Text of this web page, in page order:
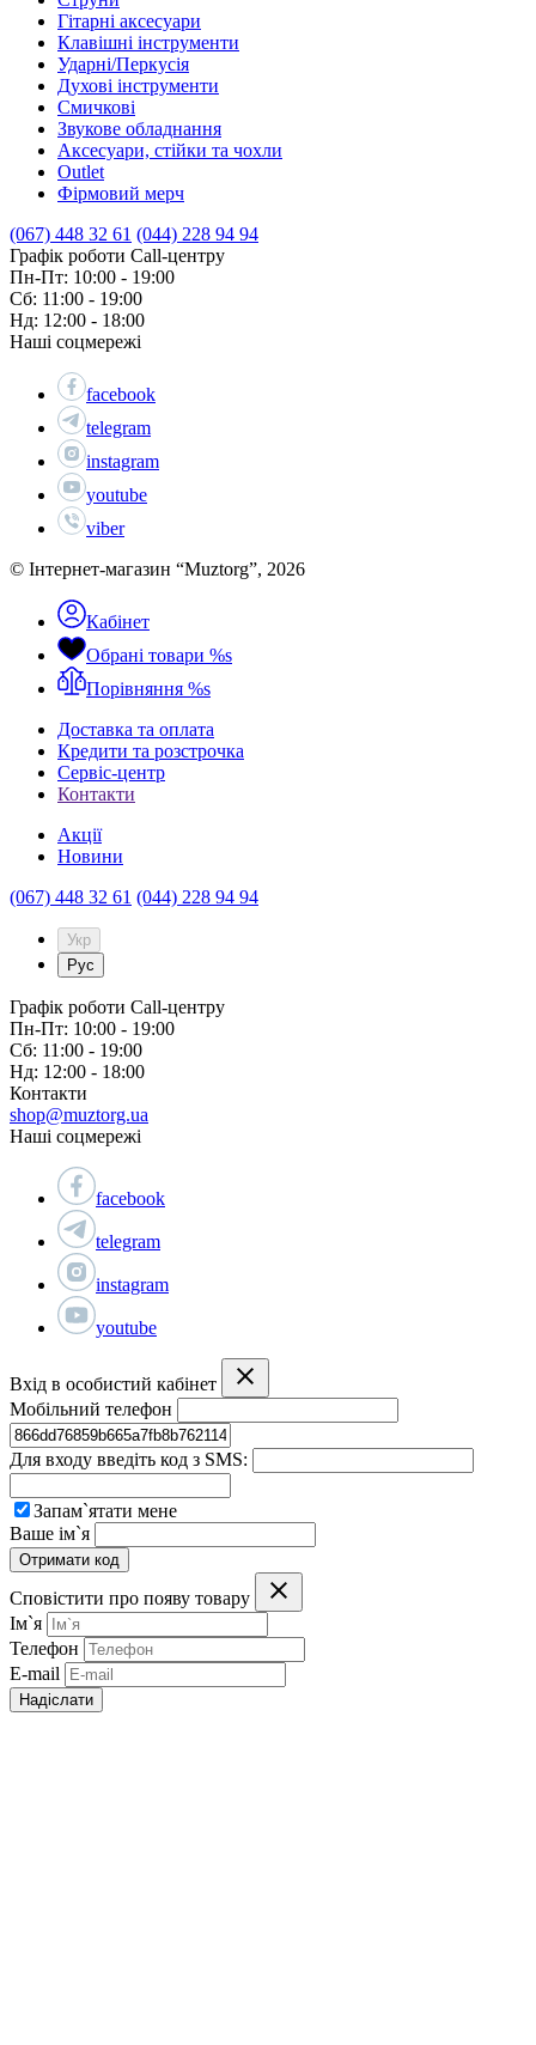
Гітарні аксесуари
Клавішні інструменти
Ударні/Перкусія
Духові інструменти
Смичкові
Звукове обладнання
Аксесуари, стійки та чохли
Outlet
Фірмовий мерч
(067) 448 32 61 (044) 228 94 94
Графік роботи Call-центру
Пн-Пт: 10:00 - 19:00
Сб: 11:00 - 19:00
Нд: 12:00 - 18:00
Наші соцмережі
facebook
telegram
instagram
youtube
viber
© Інтернет-магазин “Muztorg”, 2026
Кабінет
Обрані товари %s
Порівняння %s
Доставка та оплата
Кредити та розстрочка
Сервіc-центр
Контакти
Акції
Новини
(067) 448 32 61 (044) 228 94 94
Укр
Рус
Графік роботи Call-центру
Пн-Пт: 10:00 - 19:00
Сб: 11:00 - 19:00
Нд: 12:00 - 18:00
Контакти
shop@muztorg.ua
Наші соцмережі
facebook
telegram
instagram
youtube
Вхід в особистий кабінет
Мобільний телефон
Для входу введіть код з SMS:
Запам`ятати мене
Ваше ім`я
Отримати код
Сповістити про появу товару
Ім`я
Телефон
E-mail
Надіслати